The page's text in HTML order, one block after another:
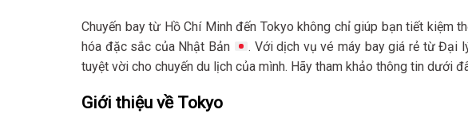
Chuyến bay từ Hồ Chí Minh đến Tokyo không chỉ giúp bạn tiết kiệm
hóa đặc sắc của Nhật Bản
. Với dịch vụ vé máy bay giá rẻ từ Đại
tuyệt vời cho chuyến du lịch của mình. Hãy tham khảo thông tin dưới
Giới thiệu về Tokyo